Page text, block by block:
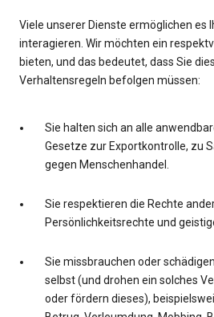
Viele unserer Dienste ermöglichen es
interagieren. Wir möchten ein
bieten, und das bedeutet, dass Sie
Verhaltensregeln befolgen müssen:
Sie halten sich an alle
Gesetze zur Exportkontrolle, zu
gegen Menschenhandel.
Sie respektieren die Rechte
Persönlichkeitsrechte und
Sie missbrauchen oder
selbst (und drohen ein solches
oder fördern dieses),